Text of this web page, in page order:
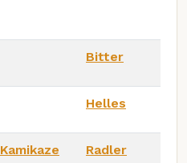
Bitter
Helles
Radler